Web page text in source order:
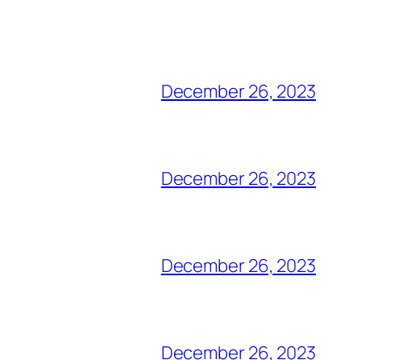
December 26, 2023
December 26, 2023
December 26, 2023
December 26, 2023